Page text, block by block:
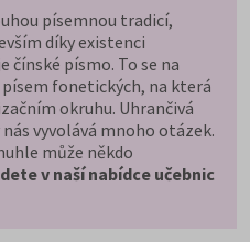
písemnou tradicí,
díky existenci
písmo. To se na
fonetických, na která
okruhu. Uhrančivá
vyvolává mnoho otázek.
může někdo
v naší nabídce učebnic